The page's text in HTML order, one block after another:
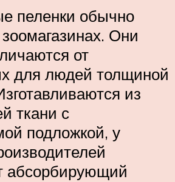
пеленки обычно
Они
от
для людей толщиной
из
ткани с
подложкой, у
абсорбирующий